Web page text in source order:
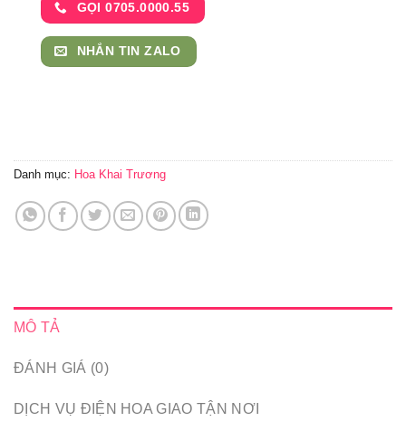
GỌI 0705.0000.55
NHẮN TIN ZALO
Danh mục: Hoa Khai Trương
MÔ TẢ
ĐÁNH GIÁ (0)
DỊCH VỤ ĐIỆN HOA GIAO TẬN NƠI